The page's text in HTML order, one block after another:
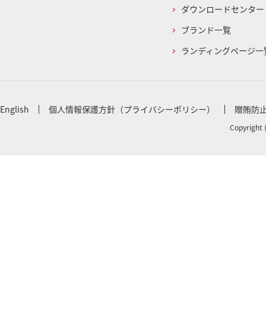
ダウンロードセンター
ブランド一覧
ランディングページ一
English 個人情報保護方針（プライバシーポリシー） 贈賄防
Copyright